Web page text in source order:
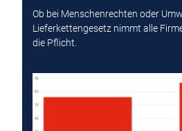
Ob bei Menschenrechten oder
Lieferkettengesetz nimmt alle
die Pflicht.